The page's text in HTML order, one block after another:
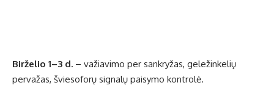
Birželio 1–3 d. – važiavimo per sankryžas, geležinkelių
pervažas, šviesoforų signalų paisymo kontrolė.